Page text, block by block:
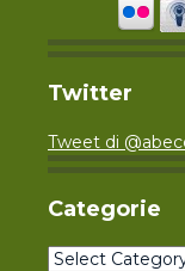
Twitter
Tweet di
Categorie
Categorie